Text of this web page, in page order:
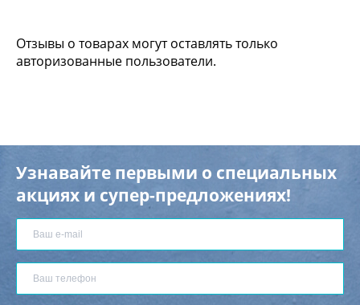
Отзывы о товарах могут оставлять только
авторизованные пользователи.
Узнавайте первыми о специальных
акциях и супер-предложениях!